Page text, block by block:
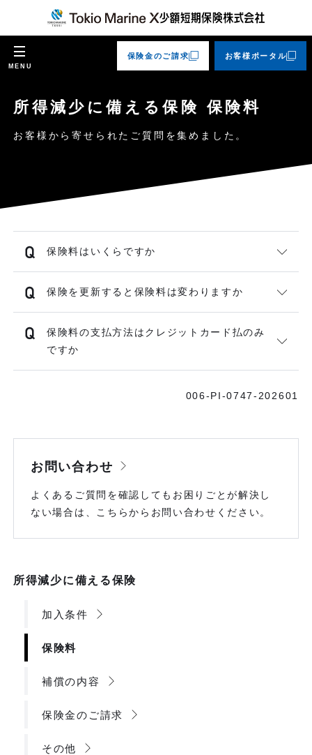
MENU
保険金のご請求 お客様ポータル
所得減少に備える保険 保険料
お客様から寄せられたご質問を集めました。
保険料はいくらですか
保険を更新すると保険料は変わりますか
保険料の支払方法はクレジットカード払のみ
ですか
006-PI-0747-202601
お問い合わせ
よくあるご質問を確認してもお困りごとが解決し
ない場合は、こちらからお問い合わせください。
所得減少に備える保険
加入条件
保険料
補償の内容
保険金のご請求
その他